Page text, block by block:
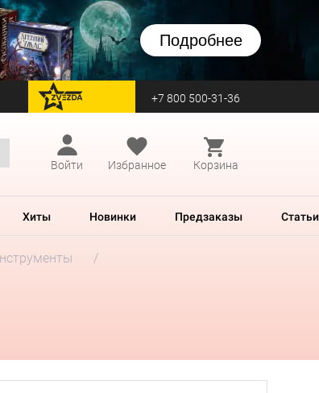
Подробнее
перейти на Zvezda +7 800 500-31-36
Войти
Избранное Корзина
Хиты Новинки Предзаказы Статьи